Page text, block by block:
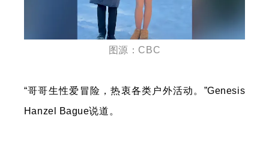
图源：CBC
“哥哥生性爱冒险，热衷各类户外活动。”Genesis
Hanzel Bague说道。